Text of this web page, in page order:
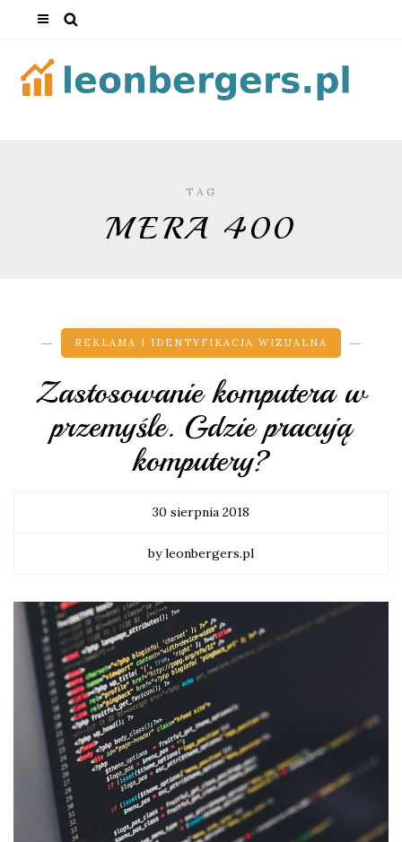
TAG
MERA 400
REKLAMA I IDENTYFIKACJA WIZUALNA
Zastosowanie komputera w
przemyśle. Gdzie pracują
komputery?
30 sierpnia 2018
by leonbergers.pl